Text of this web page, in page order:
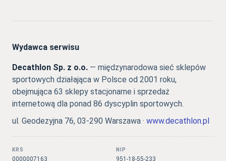
Wydawca serwisu
Decathlon Sp. z o.o. — międzynarodowa sieć sklepów
sportowych działająca w Polsce od 2001 roku,
obejmująca 63 sklepy stacjonarne i sprzedaż
internetową dla ponad 86 dyscyplin sportowych.
ul. Geodezyjna 76, 03-290 Warszawa · www.decathlon.pl
KRS
0000007163
NIP
951-18-55-233